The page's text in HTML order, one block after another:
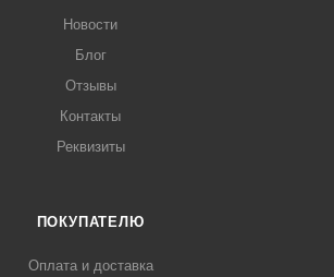
Новости
Блог
Отзывы
Контакты
Реквизиты
ПОКУПАТЕЛЮ
Оплата и доставка